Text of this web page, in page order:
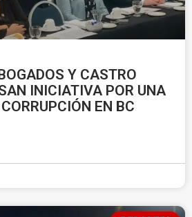
Y CASTRO
INICIATIVA POR UNA
EN BC